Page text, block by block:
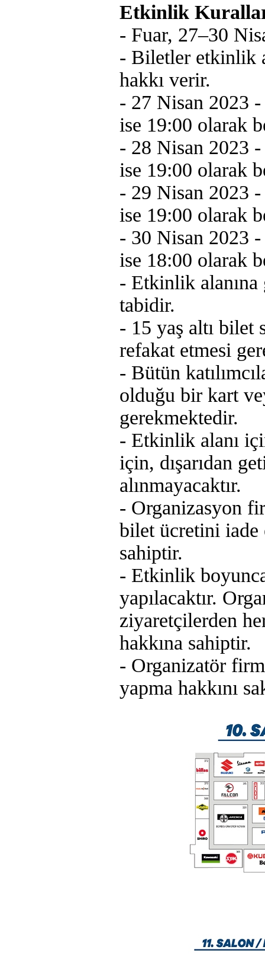
Etkinlik
- Fuar, 27–30
- Biletler etkinlik
hakkı verir.
- 27 Nisan 2023 -
ise 19:00 olarak
- 28 Nisan 2023 -
ise 19:00 olarak
- 29 Nisan 2023 -
ise 19:00 olarak
- 30 Nisan 2023 -
ise 18:00 olarak
- Etkinlik alanına
tabidir.
- 15 yaş altı bilet
refakat etmesi
- Bütün
olduğu bir kart
gerekmektedir.
- Etkinlik alanı
için, dışarıdan
alınmayacaktır.
- Organizasyon
bilet ücretini iade
sahiptir.
- Etkinlik
yapılacaktır.
ziyaretçilerden
hakkına sahiptir.
- Organizatör
yapma hakkını